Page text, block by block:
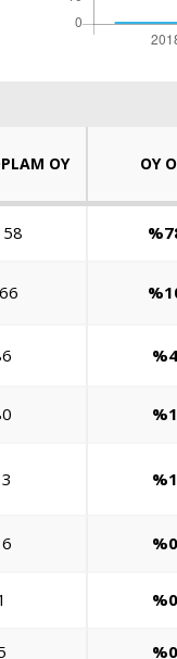
OY OY